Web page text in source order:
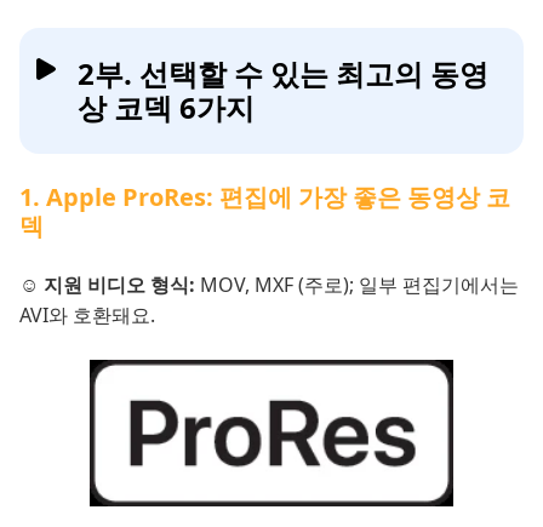
2부. 선택할 수 있는 최고의 동영
상 코덱 6가지
1. Apple ProRes: 편집에 가장 좋은 동영상 코
덱
☺️ 지원 비디오 형식: MOV, MXF (주로); 일부 편집기에서는
AVI와 호환돼요.